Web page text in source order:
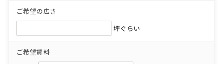
ご希望の広さ
坪ぐらい
ご希望賃料